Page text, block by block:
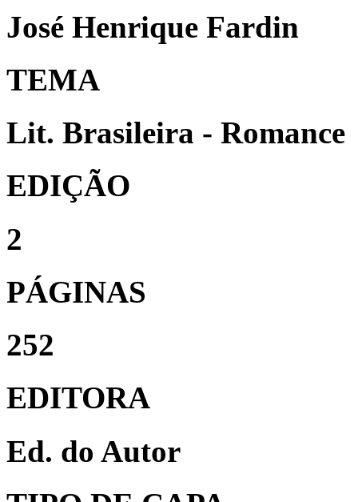
José Henrique Fardin
TEMA
Lit. Brasileira - Romance
EDIÇÃO
2
PÁGINAS
252
EDITORA
Ed. do Autor